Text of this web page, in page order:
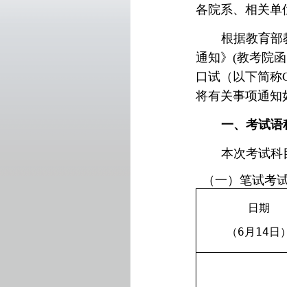
各院系、相关单
根据教育部
通知》 (教考院函
口试（以下简称
将有关事项通知
一、考试语
本次考试科
（一）笔试考
日期
（6月 14日）